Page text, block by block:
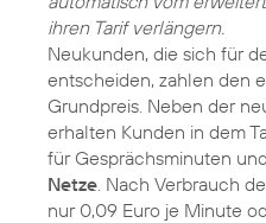
ihren Tarif verlängern.
Neukunden, die sich für
entscheiden, zahlen den
Grundpreis. Neben der
erhalten Kunden in dem
für Gesprächsminuten
Netze . Nach Verbrauch
nur 0,09 Euro je Minute